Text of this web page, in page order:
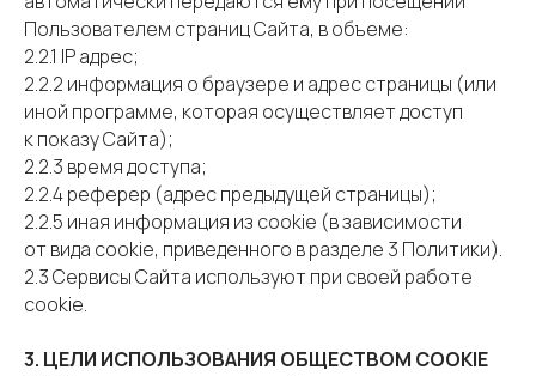
Пользователем страниц Сайта, в объеме:
2.2.1 IP адрес;
2.2.2 информация о браузере и адрес страницы (или
иной программе, которая осуществляет доступ
к показу Сайта);
2.2.3 время доступа;
2.2.4 реферер (адрес предыдущей страницы);
2.2.5 иная информация из cookie (в зависимости
от вида cookie, приведенного в разделе 3 Политики).
2.3 Сервисы Сайта используют при своей работе
cookie.
3. ЦЕЛИ ИСПОЛЬЗОВАНИЯ ОБЩЕСТВОМ COOKIE